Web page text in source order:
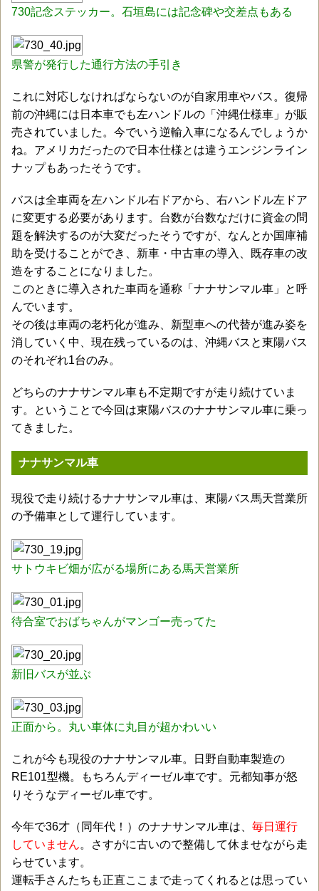
730記念ステッカー。石垣島には記念碑や交差点もある
県警が発行した通行方法の手引き
これに対応しなければならないのが自家用車やバス。復帰
前の沖縄には日本車でも左ハンドルの「沖縄仕様車」が販
売されていました。今でいう逆輸入車になるんでしょうか
ね。アメリカだったので日本仕様とは違うエンジンライン
ナップもあったそうです。
バスは全車両を左ハンドル右ドアから、右ハンドル左ドア
に変更する必要があります。台数が台数なだけに資金の問
題を解決するのが大変だったそうですが、なんとか国庫補
助を受けることができ、新車・中古車の導入、既存車の改
造をすることになりました。
このときに導入された車両を通称「ナナサンマル車」と呼
んでいます。
その後は車両の老朽化が進み、新型車への代替が進み姿を
消していく中、現在残っているのは、沖縄バスと東陽バス
のそれぞれ1台のみ。
どちらのナナサンマル車も不定期ですが走り続けていま
す。ということで今回は東陽バスのナナサンマル車に乗っ
てきました。
ナナサンマル車
現役で走り続けるナナサンマル車は、東陽バス馬天営業所
の予備車として運行しています。
サトウキビ畑が広がる場所にある馬天営業所
待合室でおばちゃんがマンゴー売ってた
新旧バスが並ぶ
正面から。丸い車体に丸目が超かわいい
これが今も現役のナナサンマル車。日野自動車製造の
RE101型機。もちろんディーゼル車です。元都知事が怒
りそうなディーゼル車です。
今年で36才（同年代！）のナナサンマル車は、 毎日運行
していません。さすがに古いので整備して休ませながら走
らせています。
運転手さんたちも正直ここまで走ってくれるとは思ってい